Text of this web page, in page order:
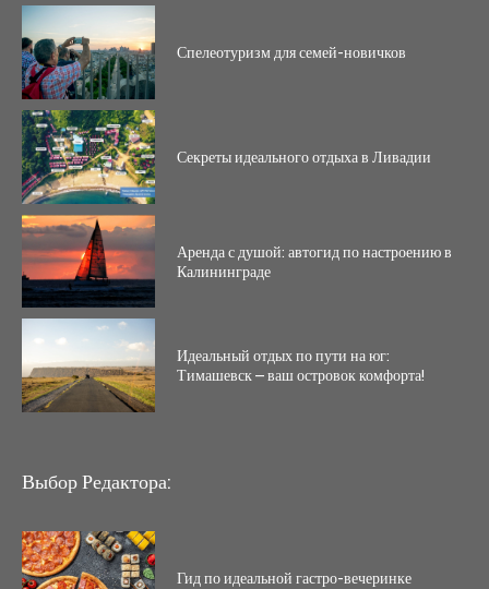
Спелеотуризм для семей-новичков
Секреты идеального отдыха в Ливадии
Аренда с душой: автогид по настроению в
Калининграде
Идеальный отдых по пути на юг:
Тимашевск – ваш островок комфорта!
Выбор Редактора:
Гид по идеальной гастро-вечеринке